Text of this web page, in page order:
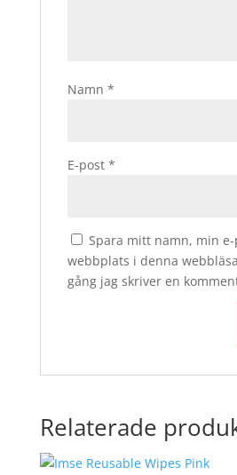
Namn *
E-post *
Spara mitt namn, min
webbplats i denna
gång jag skriver en
Relaterade